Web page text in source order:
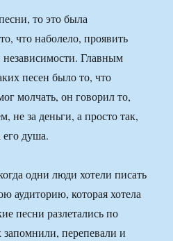
то это была
что наболело, проявить
Главным
песен было то, что
молчать, он говорил то,
не за деньги, а просто так,
его душа.
одни люди хотели писать
аудиторию, которая хотела
песни разлетались по
перепевали и